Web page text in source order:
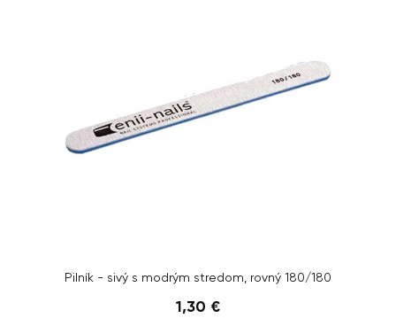
Pilník - sivý s modrým stredom, rovný 180/180
1,30 €